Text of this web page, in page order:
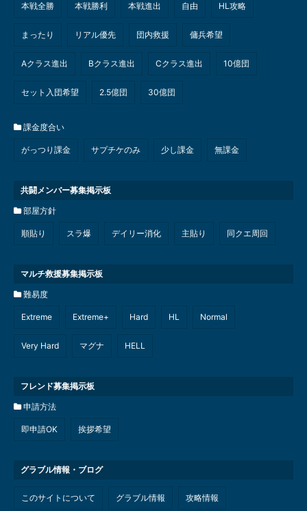
本戦全勝 本戦勝利 本戦進出 自由 HL攻略
まったり リアル優先 団内救援 傭兵希望
Aクラス進出 Bクラス進出 Cクラス進出 10億団
セット入団希望 2.5億団 30億団
課金度合い
がっつり課金 サプチケのみ 少し課金 無課金
共闘メンバー募集掲示板
部屋方針
順貼り スラ爆 デイリー消化 主貼り 同クエ周回
マルチ救援募集掲示板
難易度
Extreme Extreme+ Hard HL Normal
Very Hard マグナ HELL
フレンド募集掲示板
申請方法
即申請OK 挨拶希望
グラブル情報・ブログ
このサイトについて グラブル情報 攻略情報